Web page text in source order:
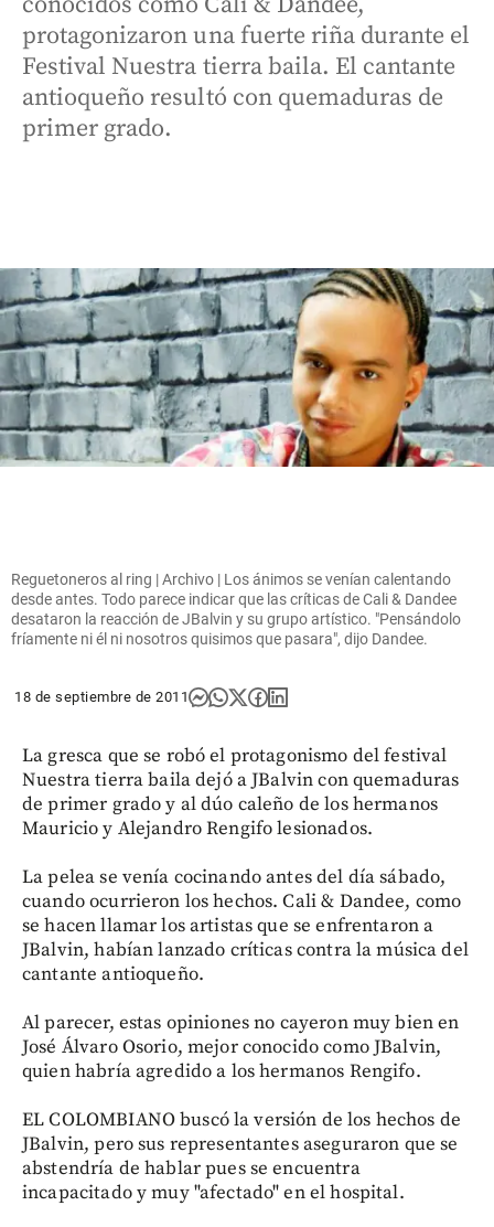
protagonizaron una fuerte riña durante el
Festival Nuestra tierra baila. El cantante
antioqueño resultó con quemaduras de
primer grado.
Reguetoneros al ring | Archivo | Los ánimos se venían calentando
desde antes. Todo parece indicar que las críticas de Cali & Dandee
desataron la reacción de JBalvin y su grupo artístico. "Pensándolo
fríamente ni él ni nosotros quisimos que pasara", dijo Dandee.
18 de septiembre de 2011
La gresca que se robó el protagonismo del festival
Nuestra tierra baila dejó a JBalvin con quemaduras
de primer grado y al dúo caleño de los hermanos
Mauricio y Alejandro Rengifo lesionados.
La pelea se venía cocinando antes del día sábado,
cuando ocurrieron los hechos. Cali & Dandee, como
se hacen llamar los artistas que se enfrentaron a
JBalvin, habían lanzado críticas contra la música del
cantante antioqueño.
Al parecer, estas opiniones no cayeron muy bien en
José Álvaro Osorio, mejor conocido como JBalvin,
quien habría agredido a los hermanos Rengifo.
EL COLOMBIANO buscó la versión de los hechos de
JBalvin, pero sus representantes aseguraron que se
abstendría de hablar pues se encuentra
incapacitado y muy "afectado" en el hospital.